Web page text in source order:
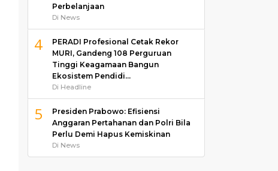
Perbelanjaan
Di News
4
PERADI Profesional Cetak Rekor
MURI, Gandeng 108 Perguruan
Tinggi Keagamaan Bangun
Ekosistem Pendidi…
Di Headline
5
Presiden Prabowo: Efisiensi
Anggaran Pertahanan dan Polri Bila
Perlu Demi Hapus Kemiskinan
Di News